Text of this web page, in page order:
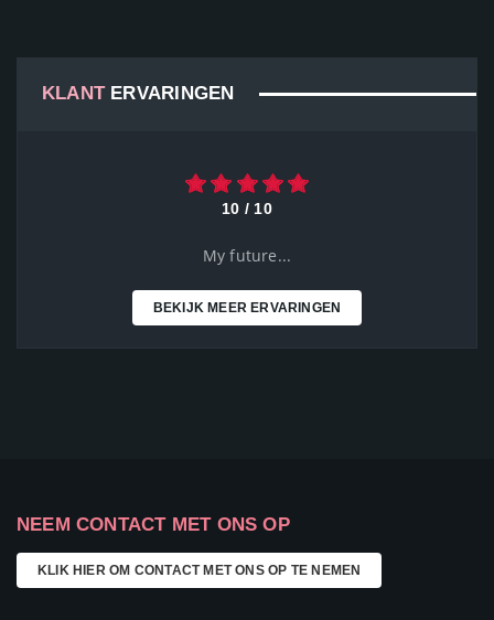
KLANTERVARINGEN
10 / 10
My future...
BEKIJK MEER ERVARINGEN
NEEM CONTACT MET ONS OP
KLIK HIER OM CONTACT MET ONS OP TE NEMEN